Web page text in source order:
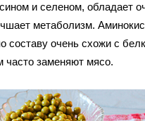
и селеном, обладает
метаболизм.
составу очень схожи с
часто заменяют мясо.